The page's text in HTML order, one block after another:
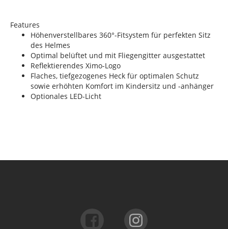
Features
Höhenverstellbares 360°-Fitsystem für perfekten Sitz
des Helmes
Optimal belüftet und mit Fliegengitter ausgestattet
Reflektierendes Ximo-Logo
Flaches, tiefgezogenes Heck für optimalen Schutz
sowie erhöhten Komfort im Kindersitz und -anhänger
Optionales LED-Licht